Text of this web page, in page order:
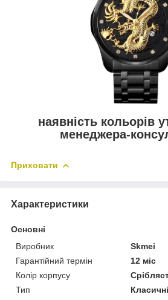
наявність кольорів
менеджера-
Приховати
Характеристики
Основні
Виробник
Skmei
Гарантійний термін
12 міс
Колір корпусу
Тип